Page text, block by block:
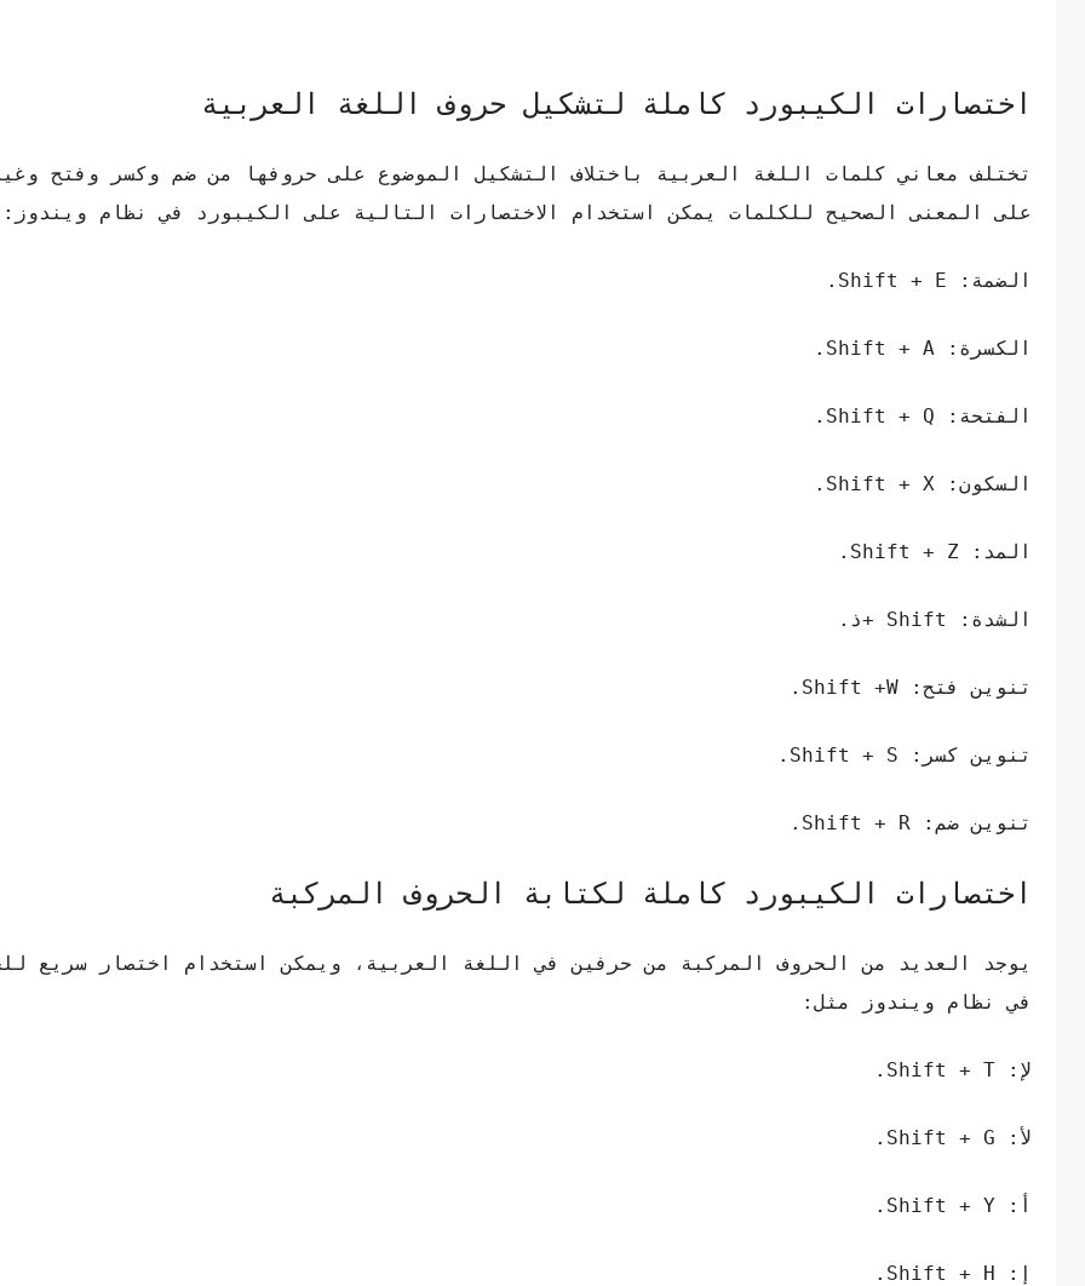
اختصارات الكيبورد كاملة لتشكيل حروف اللغة العربية
تختلف معاني كلمات اللغة العربية باختلاف التشكيل الموضوع على حروفها من ضم وكسر وفتح
على المعنى الصحيح للكلمات يمكن استخدام الاختصارات التالية على الكيبورد في نظام ويندوز:
الضمة: Shift + E.
الكسرة: Shift + A.
الفتحة: Shift + Q.
السكون: Shift + X.
المد: Shift + Z.
الشدة: Shift +ذ.
تنوين فتح: Shift +W.
تنوين كسر: Shift + S.
تنوين ضم: Shift + R.
اختصارات الكيبورد كاملة لكتابة الحروف المركبة
يوجد العديد من الحروف المركبة من حرفين في اللغة العربية، ويمكن استخدام اختصار سريع
في نظام ويندوز مثل:
لإ: Shift + T.
لأ: Shift + G.
أ: Shift + Y.
إ: Shift + H.